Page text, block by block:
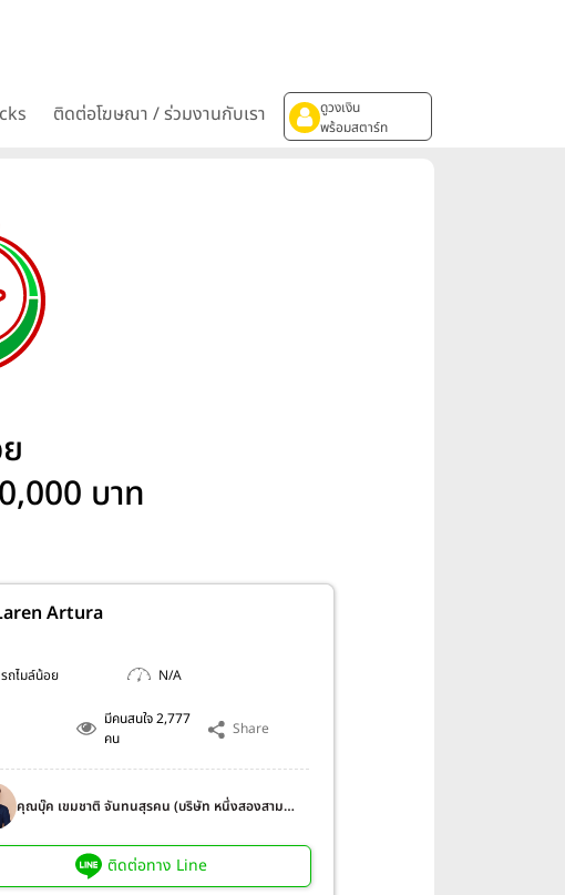
ติดต่อโฆษณา / ร่วมงานกับเรา
ดูวงเงิน
พร้อมสตาร์ท
บาท
Artura
รถไมล์น้อย N/A
มีคนสนใจ 2,777
คน
Share
คุณบุ๊ค เขมชาติ จันทนสุรคน (บริษัท หนึ่งสองสาม
ติดต่อทาง Line